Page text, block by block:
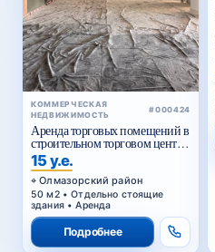
КОММЕРЧЕСКАЯ
НЕДВИЖИМОСТЬ
#000424
Аренда торговых помещений в
строительном торговом центре
у Жомий базара в Ташкенте
15 у.е.
Олмазорский район
50 м2 • Отдельно стоящие
здания • Аренда
Подробнее